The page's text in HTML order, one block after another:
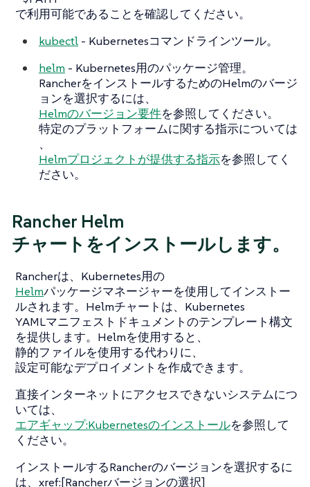
で利用可能であることを確認してください。
kubectl - Kubernetesコマンドラインツール。
helm - Kubernetes用のパッケージ管理。
RancherをインストールするためのHelmのバージ
ョンを選択するには、
Helmのバージョン要件を参照してください。
特定のプラットフォームに関する指示については
、
Helmプロジェクトが提供する指示を参照してく
ださい。
Rancher Helm
チャートをインストールします。
Rancherは、Kubernetes用の
Helmパッケージマネージャーを使用してインストー
ルされます。Helmチャートは、Kubernetes
YAMLマニフェストドキュメントのテンプレート構文
を提供します。Helmを使用すると、
静的ファイルを使用する代わりに、
設定可能なデプロイメントを作成できます。
直接インターネットにアクセスできないシステムにつ
いては、
エアギャップ:Kubernetesのインストールを参照して
ください。
インストールするRancherのバージョンを選択するに
は、xref:[Rancherバージョンの選択]